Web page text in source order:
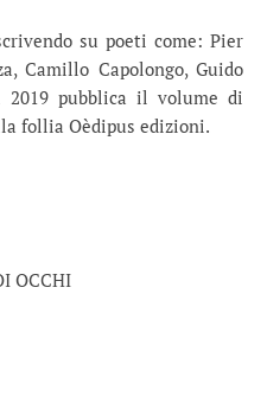
su poeti come: Pier
Camillo Capolongo, Guido
2019 pubblica il volume di
follia Oèdipus edizioni.
OCCHI